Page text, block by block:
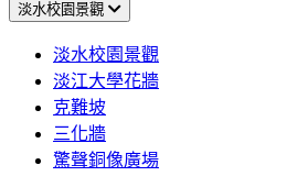
淡水校園景觀
淡水校園景觀
淡江大學花牆
克難坡
三化牆
驚聲銅像廣場